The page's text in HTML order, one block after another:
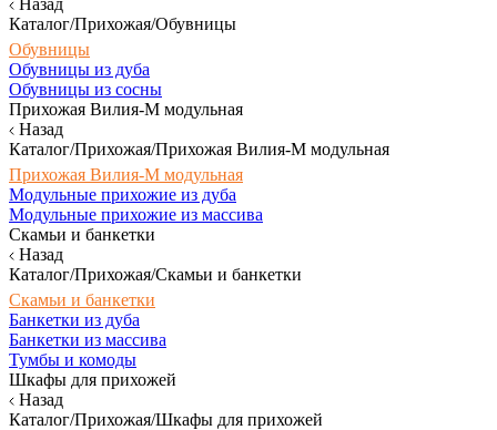
Назад
Каталог/Прихожая/Обувницы
Обувницы
Обувницы из дуба
Обувницы из сосны
Прихожая Вилия-М модульная
Назад
Каталог/Прихожая/Прихожая Вилия-М модульная
Прихожая Вилия-М модульная
Модульные прихожие из дуба
Модульные прихожие из массива
Скамьи и банкетки
Назад
Каталог/Прихожая/Скамьи и банкетки
Скамьи и банкетки
Банкетки из дуба
Банкетки из массива
Тумбы и комоды
Шкафы для прихожей
Назад
Каталог/Прихожая/Шкафы для прихожей